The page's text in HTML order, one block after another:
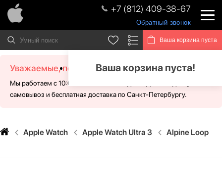
+7 (812) 409-38-67
Обратный звонок
Ваша корзина пуста
Ваша корзина пуста!
Уважаемые, посетители!
Мы работаем с 10:00 - 21:00 без выходных. Для Вас доступен
самовывоз и бесплатная доставка по Санкт-Петербургу.
Apple Watch Apple Watch Ultra 3 Alpine Loop